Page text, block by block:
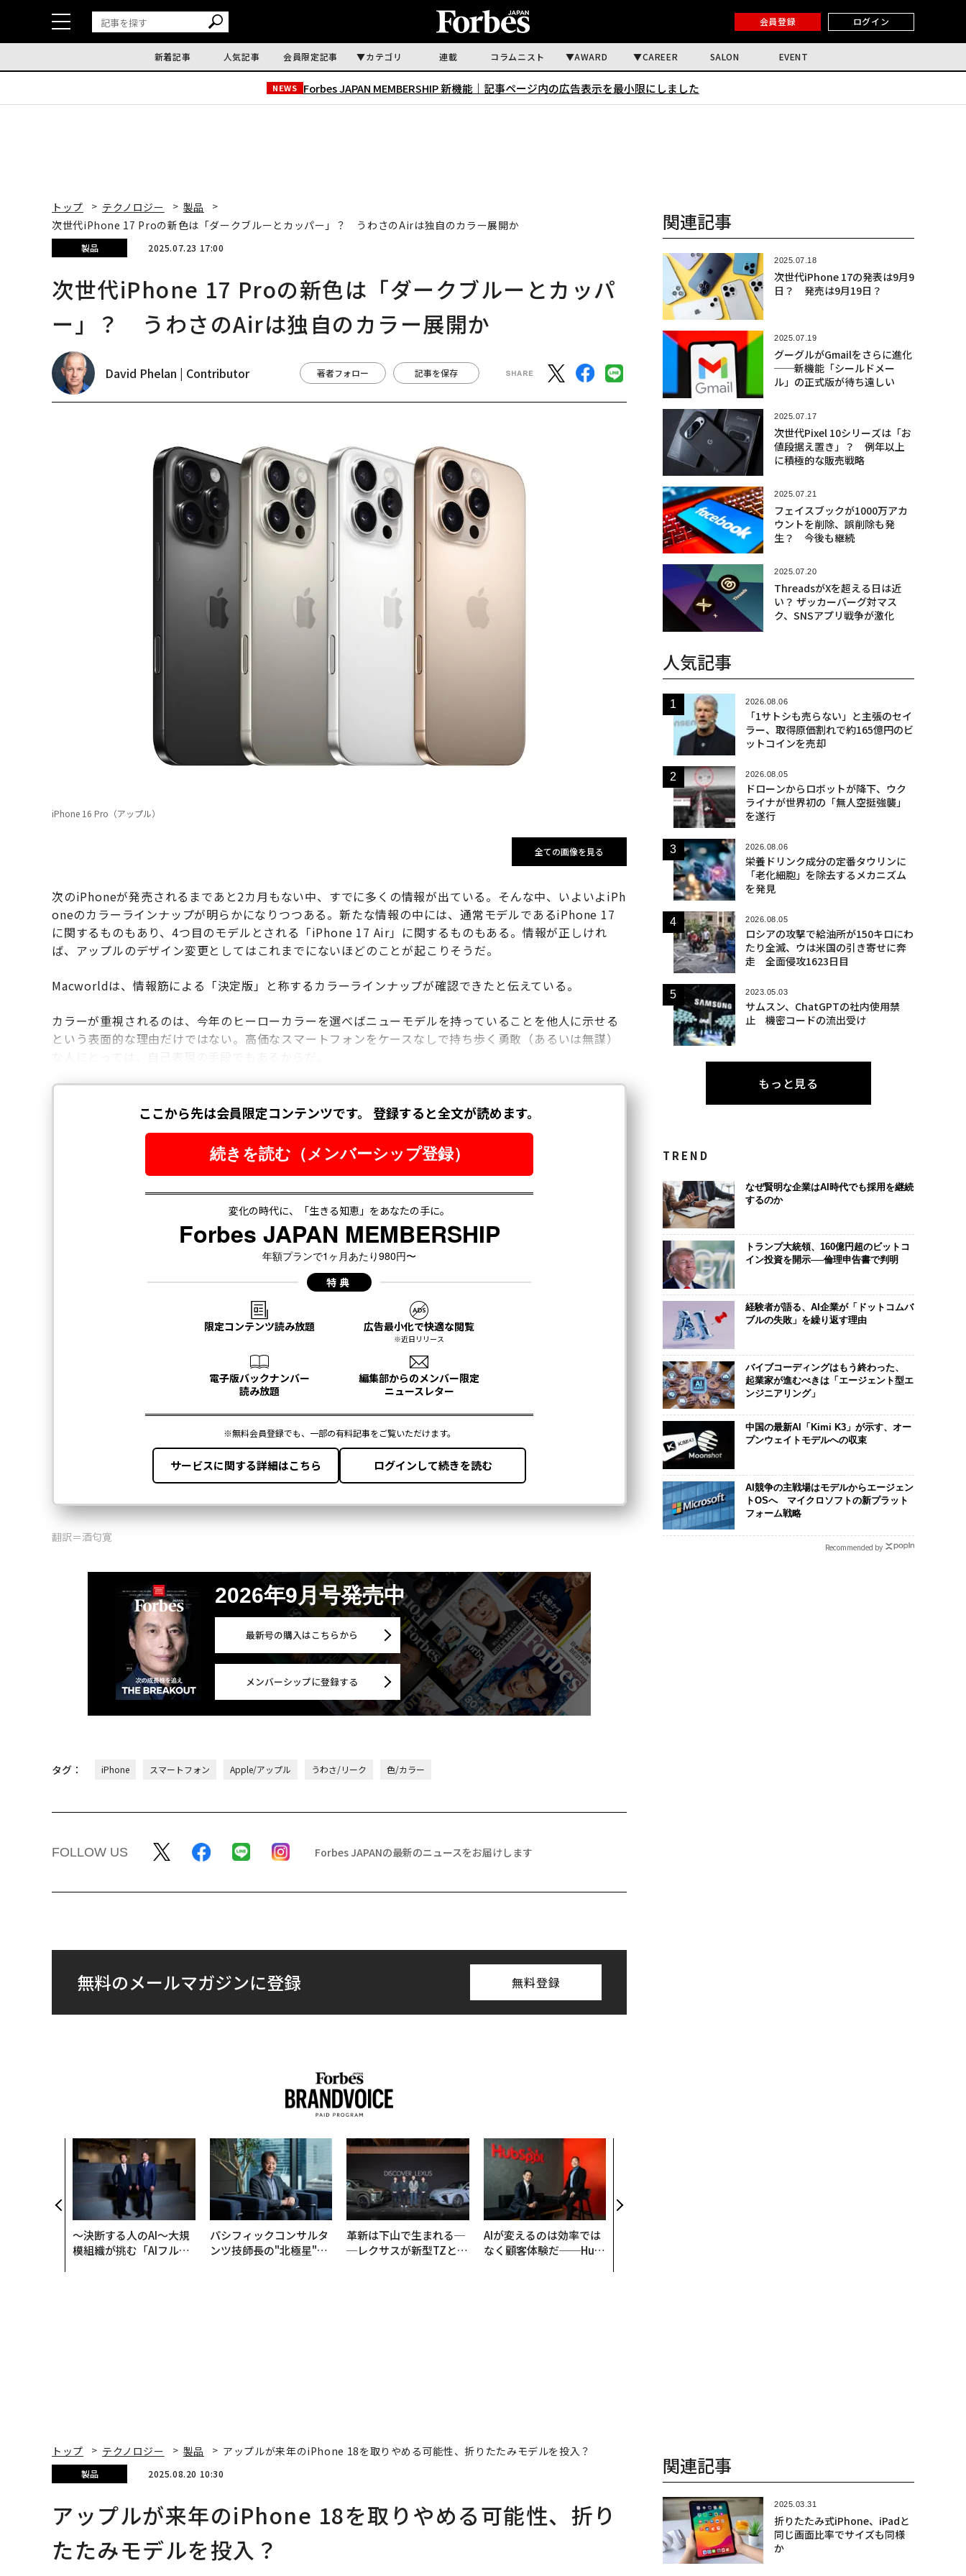
会員登録 ログイン
新着記事 人気記事 会員限定記事 カテゴリ 連載 コラムニスト AWARD CAREER SALON EVENT
NEWS Forbes JAPAN MEMBERSHIP 新機能｜ 記事ページ内の広告表示を最小限にしました
トップ テクノロジー
製品
次世代iPhone 17 Proの新色は「ダークブルーとカッパー」？ うわさのAirは独自のカラー展開か
製品 2025.07.23 17:00
次世代iPhone 17 Proの新色は「ダークブルーとカッパ
ー」？ うわさのAirは独自のカラー展開か
David Phelan | Contributor 著者フォロー 記事を保存
iPhone 16 Pro（アップル）
全ての画像を見る
次のiPhoneが発売されるまであと2カ月もない中、すでに多くの情報が出ている。そんな中、いよいよiPh
oneのカラーラインナップが明らかになりつつある。新たな情報の中には、通常モデルであるiPhone 17
に関するものもあり、4つ目のモデルとされる「iPhone 17 Air」に関するものもある。情報が正しけれ
ば、アップルのデザイン変更としてはこれまでにないほどのことが起こりそうだ。
Macworldは、情報筋による「決定版」と称するカラーラインナップが確認できたと伝えている。
カラーが重視されるのは、今年のヒーローカラーを選べばニューモデルを持っていることを他人に示せる
という表面的な理由だけではない。高価なスマートフォンをケースなしで持ち歩く勇敢（あるいは無謀）
翻訳＝酒匂寛
2026年9月号発売中
最新号の購入はこちらから
メンバーシップに登録する
タグ： iPhone スマートフォン Apple/アップル うわさ/リーク 色/カラー
FOLLOW US Forbes JAPANの最新のニュースをお届けします
無料のメールマガジンに登録 無料登録
〜決断する人のAI〜大規
模組織が挑む「AIフル実
パシフィックコンサルタ
ンツ技師長の"北極星"。
革新は下山で生まれる─
─レクサスが新型TZとE
AIが変えるのは効率では
なく顧客体験だ──Hub
関連記事
2025.07.18
次世代iPhone 17の発表は9月9
日？ 発売は9月19日？
2025.07.19
グーグルがGmailをさらに進化
──新機能「シールドメー
ル」の正式版が待ち遠しい
2025.07.17
次世代Pixel 10シリーズは「お
値段据え置き」？ 例年以上
に積極的な販売戦略
2025.07.21
フェイスブックが1000万アカ
ウントを削除、誤削除も発
生？ 今後も継続
2025.07.20
ThreadsがXを超える日は近
い？ ザッカーバーグ対マス
ク、SNSアプリ戦争が激化
人気記事
2026.08.06
「1サトシも売らない」と主張のセイ
ラー、取得原価割れで約165億円のビ
ットコインを売却
2026.08.05
ドローンからロボットが降下、ウク
ライナが世界初の「無人空挺強襲」
を遂行
2026.08.06
栄養ドリンク成分の定番タウリンに
「老化細胞」を除去するメカニズム
を発見
2026.08.05
ロシアの攻撃で給油所が150キロにわ
たり全滅、ウは米国の引き寄せに奔
走 全面侵攻1623日目
2023.05.03
サムスン、ChatGPTの社内使用禁
止 機密コードの流出受け
もっと見る
TREND
なぜ賢明な企業はAI時代でも採用を継続
するのか
トランプ大統領、160億円超のビットコ
イン投資を開示──倫理申告書で判明
経験者が語る、AI企業が「ドットコムバ
ブルの失敗」を繰り返す理由
バイブコーディングはもう終わった、
起業家が進むべきは「エージェント型エ
ンジニアリング」
中国の最新AI「Kimi K3」が示す、オー
プンウェイトモデルへの収束
AI競争の主戦場はモデルからエージェン
トOSへ マイクロソフトの新プラット
フォーム戦略
Recommended by
トップ テクノロジー 製品 アップルが来年のiPhone 18を取りやめる可能性、折りたたみモデルを投入？
製品 2025.08.20 10:30
アップルが来年のiPhone 18を取りやめる可能性、折り
たたみモデルを投入？
関連記事
2025.03.31
折りたたみ式iPhone、iPadと
同じ画面比率でサイズも同様
か